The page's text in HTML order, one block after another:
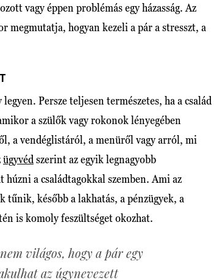
vagy éppen problémás egy házasság. Az
megmutatja, hogyan kezeli a pár a stresszt, a
Persze teljesen természetes, ha a család
a szülők vagy rokonok lényegében
a vendéglistáról, a menüről vagy arról, mi
ügyvéd szerint az egyik legnagyobb
a családtagokkal szemben. Ami az
később a lakhatás, a pénzügyek, a
is komoly feszültséget okozhat.
világos, hogy a pár egy
az úgynevezett